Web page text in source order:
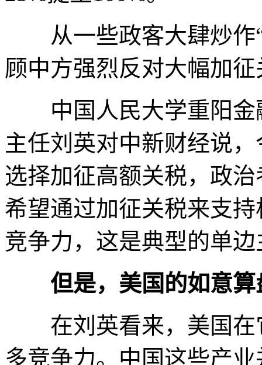
从一些政客大肆炒作“
顾中方强烈反对大幅加
中国人民大学重阳金
主任刘英对中新财经说
选择加征高额关税，政
希望通过加征关税来支
竞争力，这是典型的单
但是，美国的如意
在刘英看来，美国在
多竞争力。中国这些产